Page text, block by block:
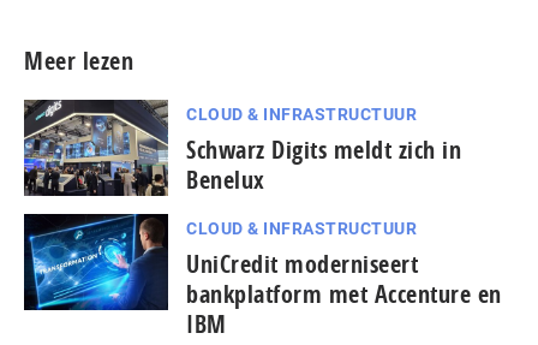
Meer lezen
CLOUD & INFRASTRUCTUUR
Schwarz Digits meldt zich in
Benelux
CLOUD & INFRASTRUCTUUR
UniCredit moderniseert
bankplatform met Accenture en
IBM